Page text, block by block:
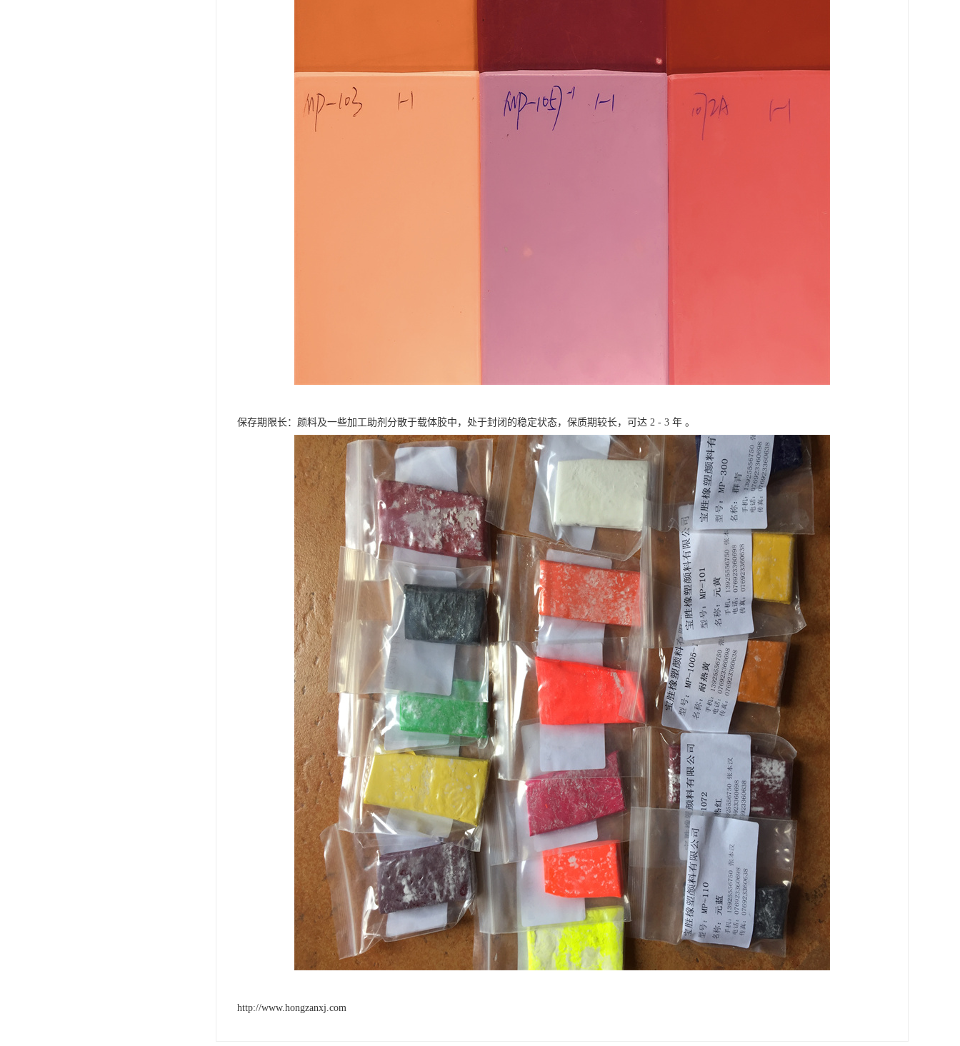
保存期限长：颜料及一些加工助剂分散于载体胶中，处于封闭的稳定状态，保质期较长，可达 2 - 3 年 。
http://www.hongzanxj.com